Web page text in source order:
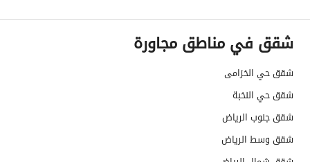
رقم الأرض
960
ملاحظات
حدود العقار/الملكية
الشمالي
شقق في مناطق مجاورة
شقق حي الخزامى
شقق حي النخبة
شقق جنوب الرياض
شقق وسط الرياض